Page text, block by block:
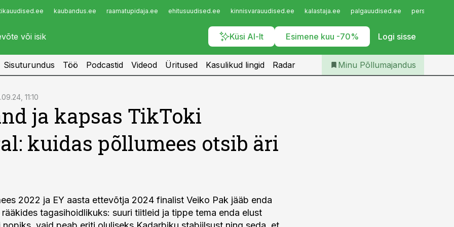
kaubandus.ee raamatupidaja.ee ehitusuudised.ee kinnisvarauudised.ee kalastaja.ee palgauudised.ee
Küsi AI-lt Esimene kuu -70% Logi sisse
Infopank
Iseteenindus
Telli Põllumajandus
Sisuturundus Töö Podcastid Videod Üritused Kasulikud lingid Radar Minu Põllumajandus
11:10
ja kapsas TikToki
kuidas põllumees otsib äri
2022 ja EY aasta ettevõtja 2024 finalist Veiko Pak jääb enda
tagasihoidlikuks: suuri tiitleid ja tippe tema enda elust